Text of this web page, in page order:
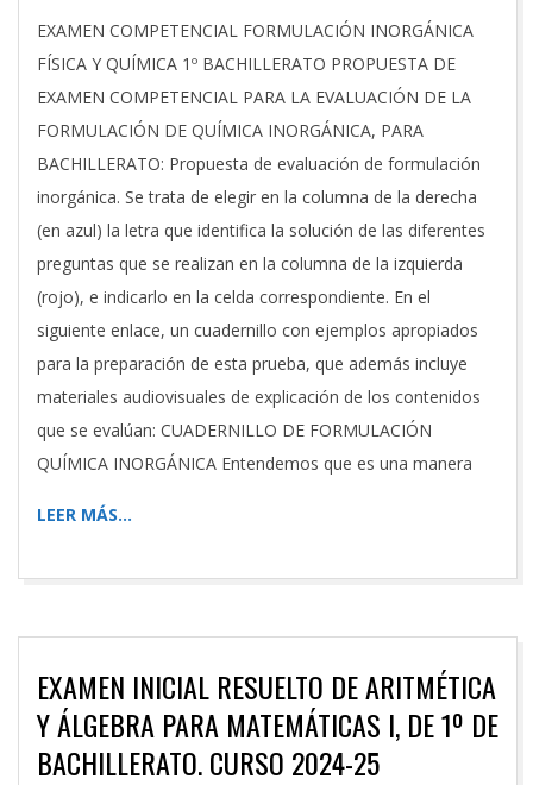
2025-
01-
29
EXAMEN COMPETENCIAL FORMULACIÓN INORGÁNICA
FÍSICA Y QUÍMICA 1º BACHILLERATO PROPUESTA DE
EXAMEN COMPETENCIAL PARA LA EVALUACIÓN DE LA
FORMULACIÓN DE QUÍMICA INORGÁNICA, PARA
BACHILLERATO: Propuesta de evaluación de formulación
inorgánica. Se trata de elegir en la columna de la derecha
(en azul) la letra que identifica la solución de las diferentes
preguntas que se realizan en la columna de la izquierda
(rojo), e indicarlo en la celda correspondiente. En el
siguiente enlace, un cuadernillo con ejemplos apropiados
para la preparación de esta prueba, que además incluye
materiales audiovisuales de explicación de los contenidos
que se evalúan: CUADERNILLO DE FORMULACIÓN
QUÍMICA INORGÁNICA Entendemos que es una manera
LEER MÁS…
EXAMEN INICIAL RESUELTO DE ARITMÉTICA
Y ÁLGEBRA PARA MATEMÁTICAS I, DE 1º DE
BACHILLERATO. CURSO 2024-25